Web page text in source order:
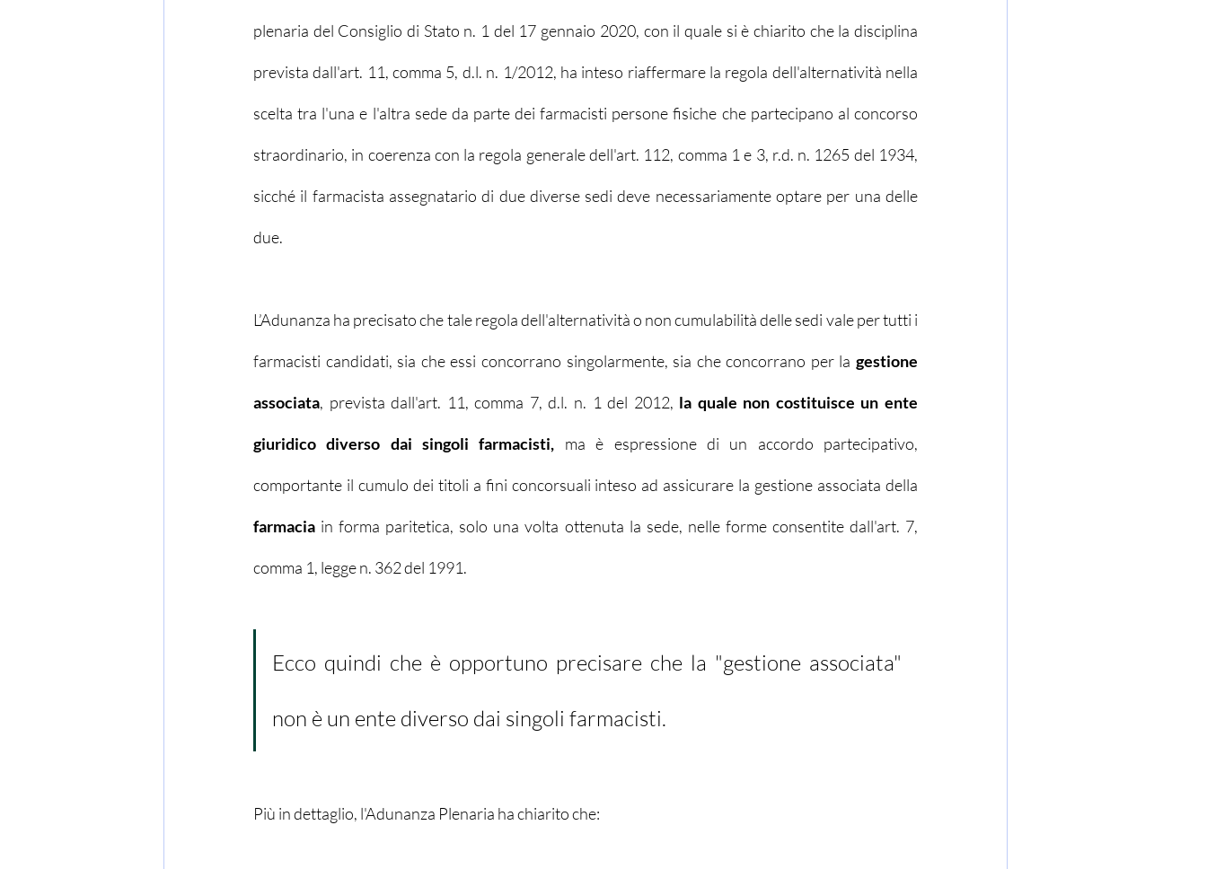
plenaria del Consiglio di Stato n. 1 del 17 gennaio 2020, con il quale si è chiarito che la disciplina
prevista dall'art. 11, comma 5, d.l. n. 1/2012, ha inteso riaffermare la regola dell'alternatività nella
scelta tra l'una e l'altra sede da parte dei farmacisti persone fisiche che partecipano al concorso
straordinario, in coerenza con la regola generale dell'art. 112, comma 1 e 3, r.d. n. 1265 del 1934,
sicché il farmacista assegnatario di due diverse sedi deve necessariamente optare per una delle
due.
L’Adunanza ha precisato che tale regola dell'alternatività o non cumulabilità delle sedi vale per tutti i
farmacisti candidati, sia che essi concorrano singolarmente, sia che concorrano per la gestione
associata, prevista dall'art. 11, comma 7, d.l. n. 1 del 2012, la quale non costituisce un ente
giuridico diverso dai singoli farmacisti, ma è espressione di un accordo partecipativo,
farmacia in forma paritetica, solo una volta ottenuta la sede, nelle forme consentite dall'art. 7,
comma 1, legge n. 362 del 1991.
Ecco quindi che è opportuno precisare che la "gestione associata"
non è un ente diverso dai singoli farmacisti.
Più in dettaglio, l'Adunanza Plenaria ha chiarito che: